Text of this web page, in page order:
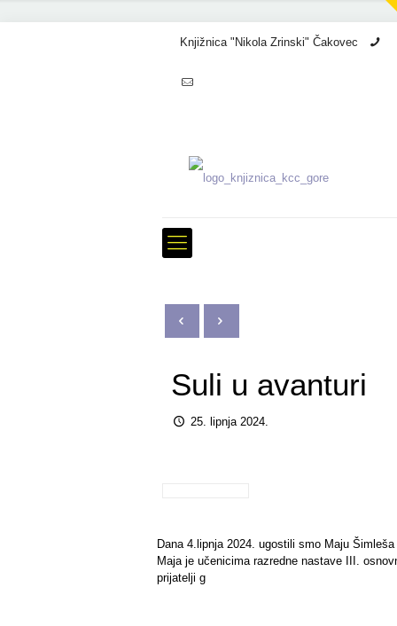
Knjižnica "Nikola Zrinski" Čakovec
Suli u avanturi
25. lipnja 2024.
Dana 4.lipnja 2024. ugostili smo Maju
Maja je učenicima razredne nastave III.
prijatelji g